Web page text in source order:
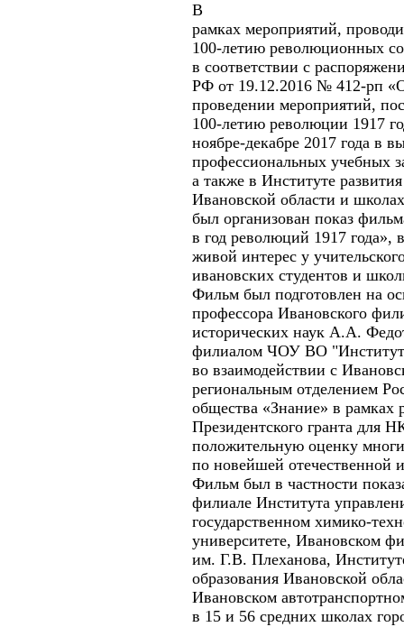
В
рамках мероприятий,
100-летию революционных
в соответствии с
РФ от 19.12.2016 № 412-рп
проведении мероприятий,
100-летию революции 1917
ноябре-декабре 2017 года в
профессиональных учебных
а также в Институте
Ивановской области и
был организован показ
в год революций 1917 года»,
живой интерес у
ивановских студентов и
Фильм был подготовлен на
профессора Ивановского
исторических наук А.А.
филиалом ЧОУ ВО "Институт
во взаимодействии с
региональным отделением
общества «Знание» в рамках
Президентского гранта для
положительную оценку
по новейшей отечественной
Фильм был в частности
филиале Института
государственном химико-
университете, Ивановском
им. Г.В. Плеханова,
образования Ивановской
Ивановском
в 15 и 56 средних школах